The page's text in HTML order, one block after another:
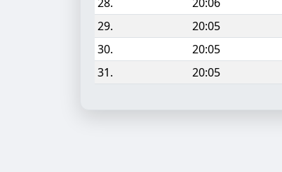
29.
20:05
30.
20:05
31.
20:05